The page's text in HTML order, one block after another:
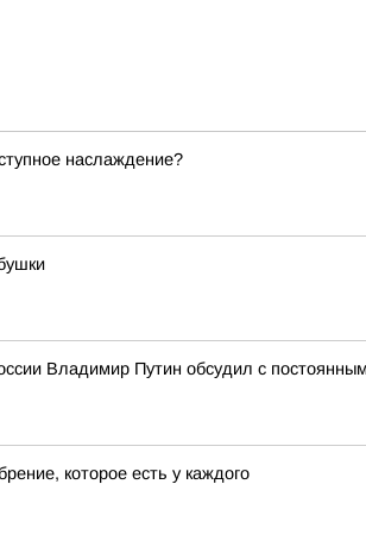
наслаждение?
Владимир Путин обсудил с
которое есть у каждого